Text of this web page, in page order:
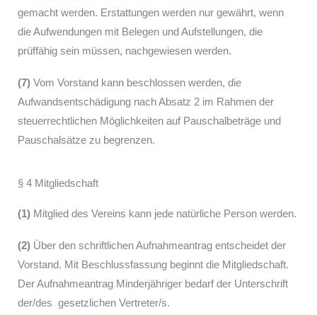
gemacht werden. Erstattungen werden nur gewährt, wenn
die Aufwendungen mit Belegen und Aufstellungen, die
prüffähig sein müssen, nachgewiesen werden.
(7) Vom Vorstand kann beschlossen werden, die
Aufwandsentschädigung nach Absatz 2 im Rahmen der
steuerrechtlichen Möglichkeiten auf Pauschalbeträge und
Pauschalsätze zu begrenzen.
§ 4 Mitgliedschaft
(1) Mitglied des Vereins kann jede natürliche Person werden.
(2) Über den schriftlichen Aufnahmeantrag entscheidet der
Vorstand. Mit Beschlussfassung beginnt die Mitgliedschaft.
Der Aufnahmeantrag Minderjähriger bedarf der Unterschrift
der/des gesetzlichen Vertreter/s.